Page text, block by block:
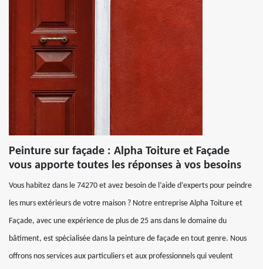
Peinture sur façade : Alpha Toiture et Façade
vous apporte toutes les réponses à vos besoins
Vous habitez dans le 74270 et avez besoin de l’aide d’experts pour peindre
les murs extérieurs de votre maison ? Notre entreprise Alpha Toiture et
Façade, avec une expérience de plus de 25 ans dans le domaine du
bâtiment, est spécialisée dans la peinture de façade en tout genre. Nous
offrons nos services aux particuliers et aux professionnels qui veulent